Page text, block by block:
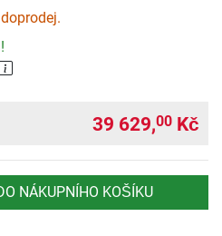
39 629,00 Kč
NÁKUPNÍHO KOŠÍKU